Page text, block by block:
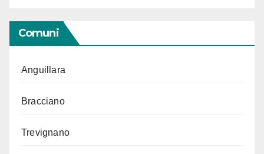
Comuni
Anguillara
Bracciano
Trevignano